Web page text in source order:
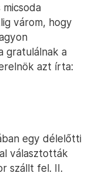
micsoda
várom, hogy
gratulálnak a
azt írta:
egy délelőtti
választották
szállt fel. II.